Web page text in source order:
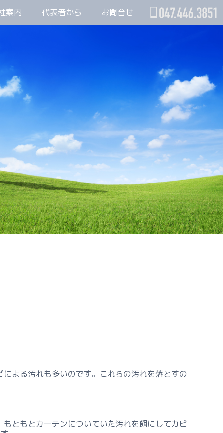
案内 代表者から お問合せ
よる汚れも多いのです。これらの汚れを落とすの
ともとカーテンについていた汚れを餌にしてカビ